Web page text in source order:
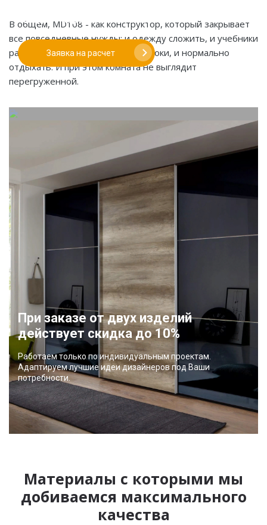
В общем, MD108 - как конструктор, который закрывает
все повседневные нужды: и одежду сложить, и учебники
разложить, и спокойно делать уроки, и нормально
отдыхать. И при этом комната не выглядит
перегруженной.
нам для предварительной оценки
Заявка на расчет
При заказе от двух изделий
действует скидка до 10%
Работаем только по индивидуальным проектам.
Адаптируем лучшие идеи дизайнеров под Ваши
потребности.
Материалы с которыми мы
добиваемся максимального
качества